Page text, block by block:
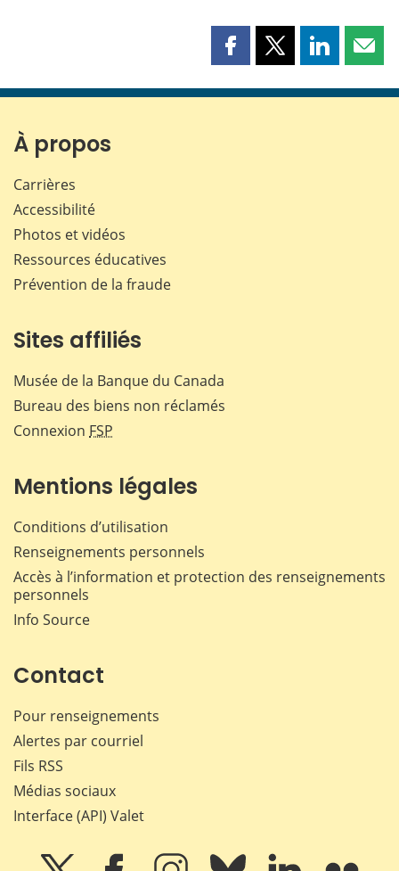
Partager
page
Partager
page
Partager
page page
À propos
Carrières
Accessibilité
Photos et vidéos
Ressources éducatives
Prévention de la fraude
Sites affiliés
Musée de la Banque du Canada
Bureau des biens non réclamés
Connexion FSP
Mentions légales
Conditions d’utilisation
Renseignements personnels
Accès à l’information et protection des renseignements
personnels
Info Source
Contact
Pour renseignements
Alertes par courriel
Fils RSS
Médias sociaux
Interface (API) Valet